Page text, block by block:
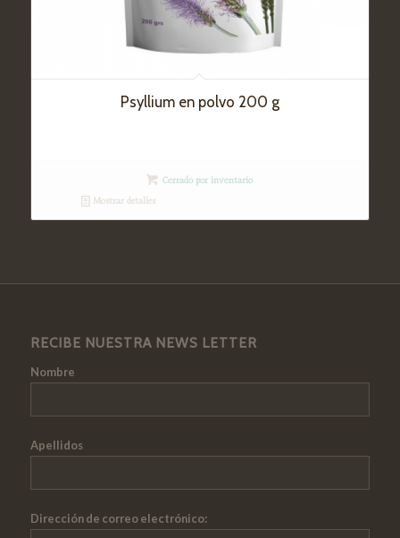
Psyllium en polvo 200 g
Cerrado por inventario
Mostrar detalles
RECIBE NUESTRA NEWS LETTER
Nombre
Apellidos
Dirección de correo electrónico: